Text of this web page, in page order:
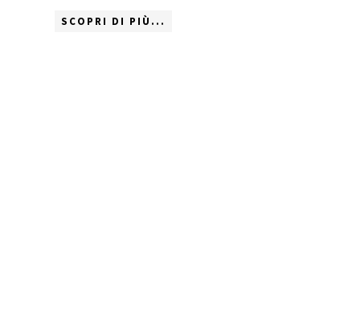
SCOPRI DI PIÙ...